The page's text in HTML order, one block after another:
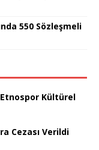
550 Sözleşmeli
Kültürel
Cezası Verildi